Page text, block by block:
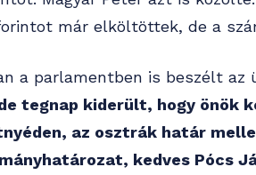
már elköltöttek, de a
a parlamentben is beszélt az
tegnap kiderült, hogy önök
az osztrák határ
kedves Pócs